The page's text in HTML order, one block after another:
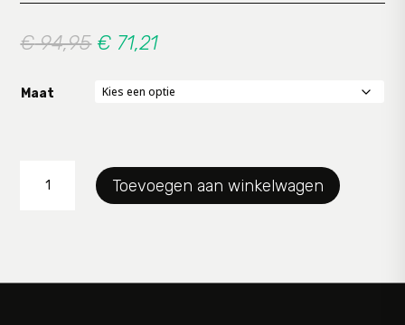
€94,95 Oorspronkelijke
was:
€ 94,95.
€ 71,21Huidige
is:
Maat
KJBrand
Toevoegen aan winkelwagen